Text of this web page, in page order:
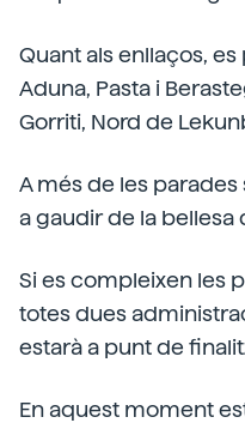
Quant als enllaços,
Aduna, Pasta i
Gorriti, Nord de
A més de les
a gaudir de la bellesa
Si es compleixen les
totes dues
estarà a punt de
En aquest moment